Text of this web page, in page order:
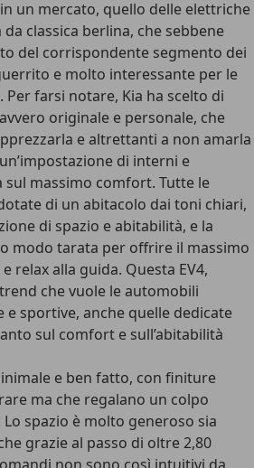
un mercato, quello delle elettriche
classica berlina, che sebbene
del corrispondente segmento dei
e molto interessante per le
Per farsi notare, Kia ha scelto di
originale e personale, che
e altrettanti a non amarla
di interni e
massimo comfort. Tutte le
di un abitacolo dai toni chiari,
di spazio e abitabilità, e la
modo tarata per offrire il massimo
relax alla guida. Questa EV4,
che vuole le automobili
e sportive, anche quelle dedicate
sul comfort e sull’abitabilità
e ben fatto, con finiture
ma che regalano un colpo
Lo spazio è molto generoso sia
grazie al passo di oltre 2,80